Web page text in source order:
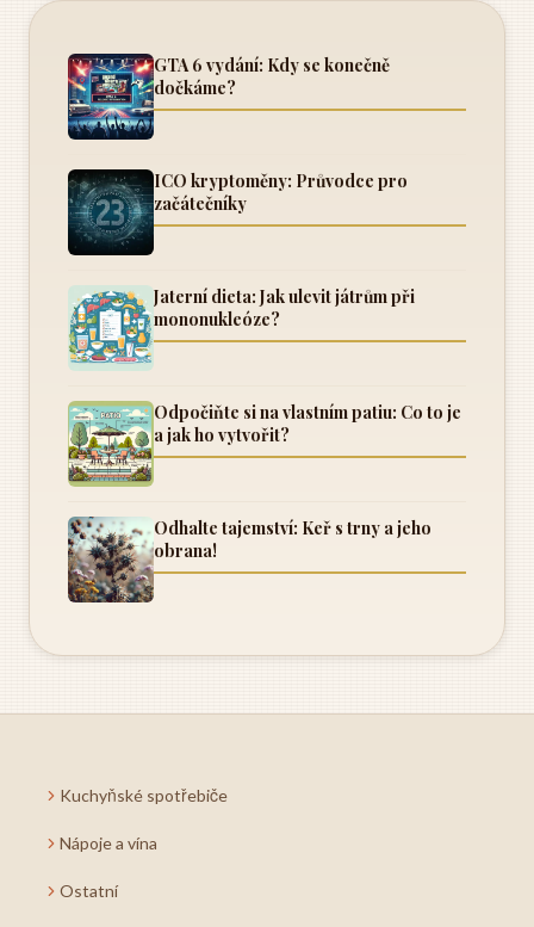
GTA 6 vydání: Kdy se konečně
dočkáme?
ICO kryptoměny: Průvodce pro
začátečníky
Jaterní dieta: Jak ulevit játrům při
mononukleóze?
Odpočiňte si na vlastním patiu: Co to je
a jak ho vytvořit?
Odhalte tajemství: Keř s trny a jeho
obrana!
Kuchyňské spotřebiče
Nápoje a vína
Ostatní